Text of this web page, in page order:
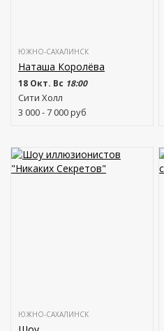
ЮЖНО-САХАЛИНСК
Наташа Королёва
18 Окт. Вс 18:00
Сити Холл
3 000 - 7 000руб
ЮЖНО-САХАЛИНСК